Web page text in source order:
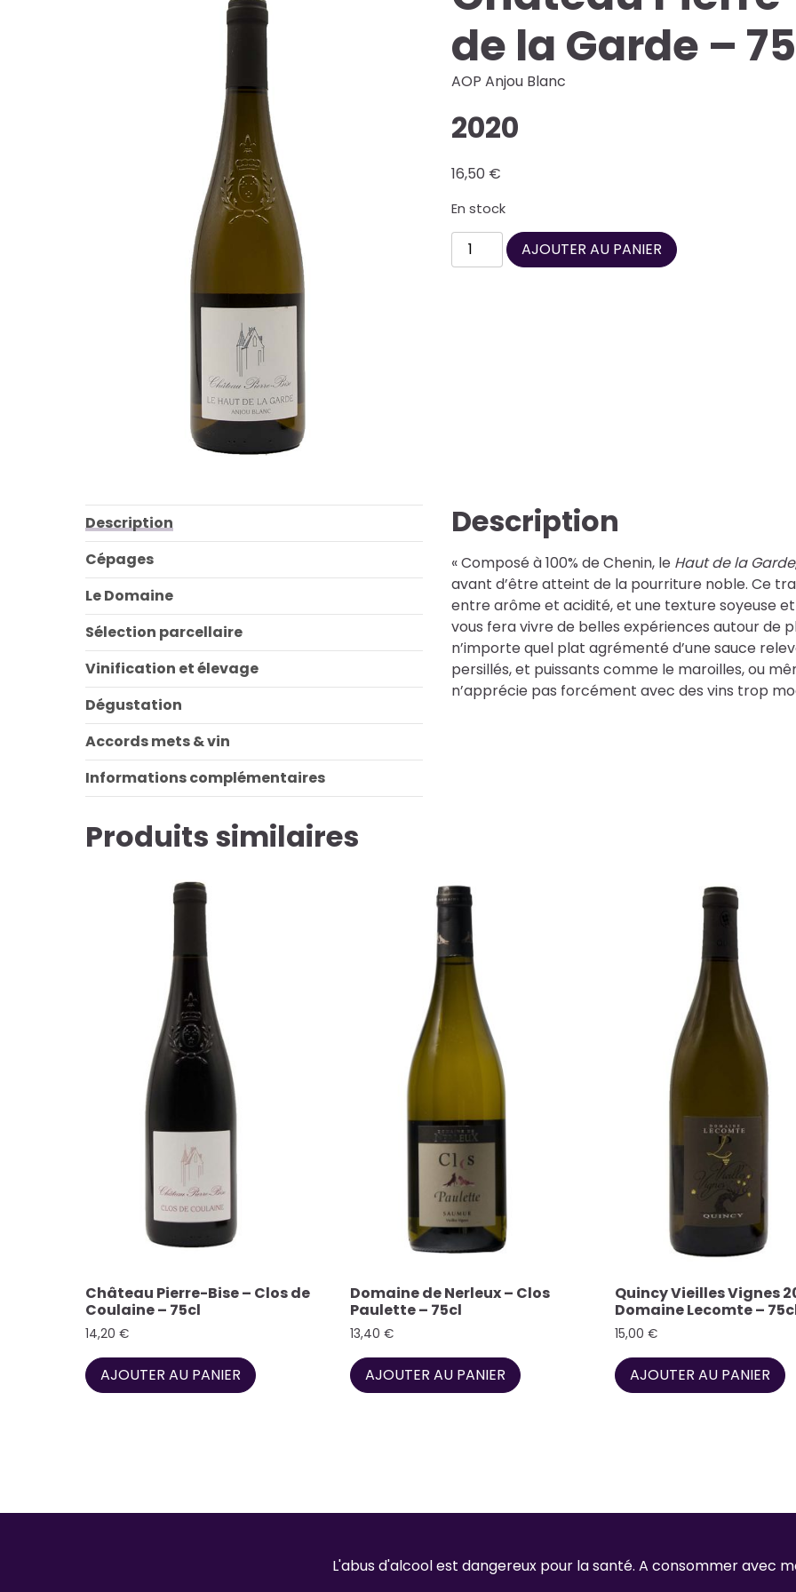
de la Garde –
AOP Anjou Blanc
2020
16,50 €
En stock
quantité
de
AJOUTER AU PANIER
Description
Cépages
Le Domaine
Sélection parcellaire
Vinification et élevage
Dégustation
Accords mets & vin
Informations complémentaires
Description
« Composé à 100% de Chenin, le Haut de la Garde
avant d’être atteint de la pourriture noble. Ce
entre arôme et acidité, et une texture soyeuse
vous fera vivre de belles expériences autour de
n’importe quel plat agrémenté d’une sauce
persillés, et puissants comme le maroilles, ou
n’apprécie pas forcément avec des vins trop
Produits similaires
Château Pierre-Bise – Clos de
Coulaine – 75cl
14,20 €
AJOUTER AU PANIER
Domaine de Nerleux – Clos
Paulette – 75cl
13,40 €
AJOUTER AU PANIER
Quincy Vieilles Vignes
Domaine Lecomte –
15,00 €
AJOUTER AU PANIER
L'abus d'alcool est dangereux pour la santé. A consommer avec